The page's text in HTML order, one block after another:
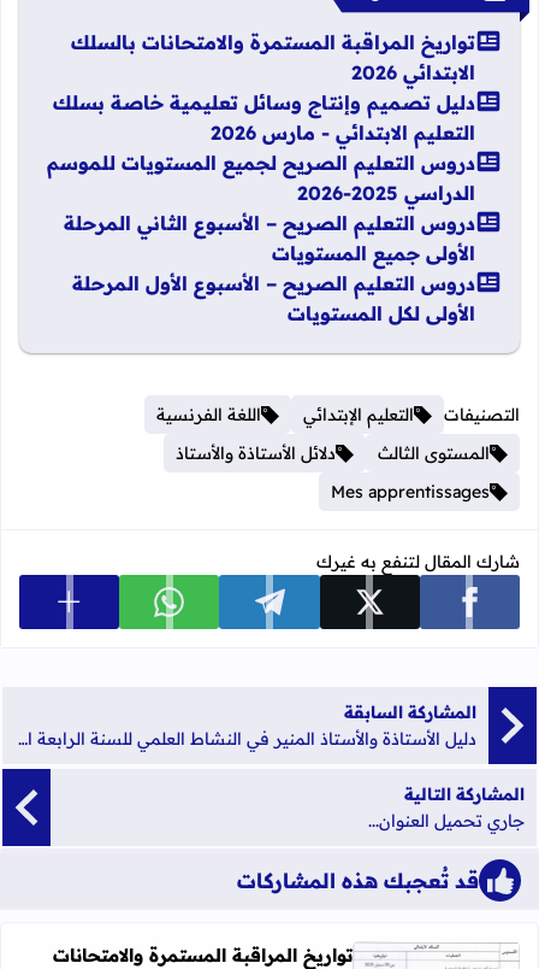
تواريخ المراقبة المستمرة والامتحانات بالسلك
الابتدائي 2026
دليل تصميم وإنتاج وسائل تعليمية خاصة بسلك
التعليم الابتدائي - مارس 2026
دروس التعليم الصريح لجميع المستويات للموسم
الدراسي 2025-2026
دروس التعليم الصريح – الأسبوع الثاني المرحلة
الأولى جميع المستويات
دروس التعليم الصريح – الأسبوع الأول المرحلة
الأولى لكل المستويات
التصنيفات التعليم الإبتدائي
اللغة الفرنسية
المستوى الثالث
دلائل الأستاذة والأستاذ
Mes apprentissages
شارك المقال لتنفع به غيرك
شارك على facebook شارك على x شارك على telegram شارك على whatsapp عرض
المشاركة السابقة
دليل الأستاذة والأستاذ المنير في النشاط العلمي للسنة الرابعة ابتدائي طبعة 2019
المشاركة التالية
جاري تحميل العنوان...
قد تُعجبك هذه المشاركات
تواريخ المراقبة المستمرة والامتحانات